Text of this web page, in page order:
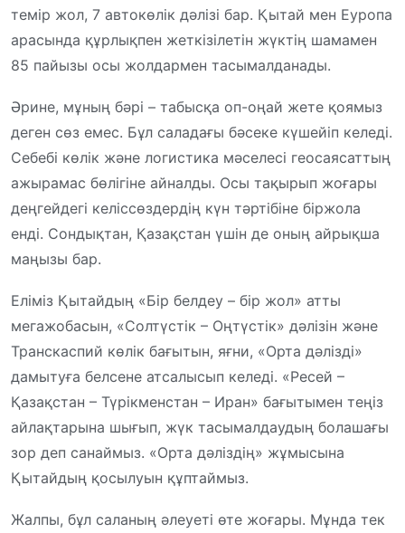
темір жол, 7 автокөлік дәлізі бар. Қытай мен Еуропа
арасында құрлықпен жеткізілетін жүктің шамамен
85 пайызы осы жолдармен тасымалданады.
Әрине, мұның бәрі – табысқа оп-оңай жете қоямыз
деген сөз емес. Бұл саладағы бәсеке күшейіп келеді.
Себебі көлік және логистика мәселесі геосаясаттың
ажырамас бөлігіне айналды. Осы тақырып жоғары
деңгейдегі келіссөздердің күн тәртібіне біржола
енді. Сондықтан, Қазақстан үшін де оның айрықша
маңызы бар.
Еліміз Қытайдың «Бір белдеу – бір жол» атты
мегажобасын, «Солтүстік – Оңтүстік» дәлізін және
Транскаспий көлік бағытын, яғни, «Орта дәлізді»
дамытуға белсене атсалысып келеді. «Ресей –
Қазақстан – Түрікменстан – Иран» бағытымен теңіз
айлақтарына шығып, жүк тасымалдаудың болашағы
зор деп санаймыз. «Орта дәліздің» жұмысына
Қытайдың қосылуын құптаймыз.
Жалпы, бұл саланың әлеуеті өте жоғары. Мұнда тек